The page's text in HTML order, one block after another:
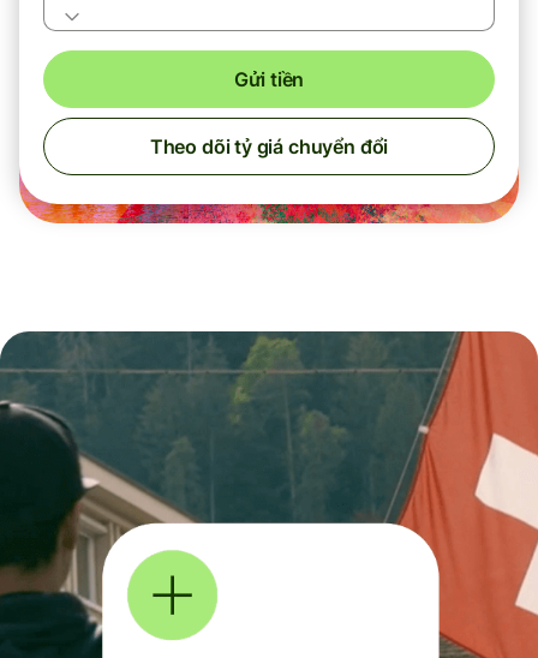
Gửi tiền
Theo dõi tỷ giá chuyển đổi